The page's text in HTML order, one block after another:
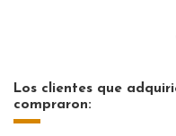
Los clientes que
compraron: